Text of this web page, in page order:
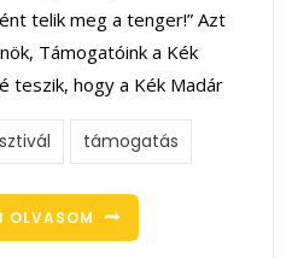
telik meg a tenger!” Azt
Támogatóink a Kék
teszik, hogy a Kék Madár
támogatás
OLVASOM